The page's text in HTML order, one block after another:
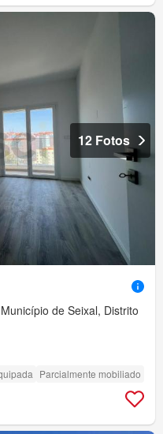
12 Fotos
de Seixal, Distrito
Parcialmente mobiliado